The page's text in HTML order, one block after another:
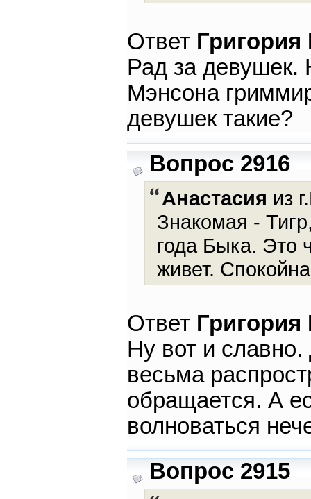
Ответ
Рад за
Мэнсона
девушек такие?
Вопрос 2916
Анастасия из
Знакомая -
года Быка. Это
живет.
Ответ
Ну вот и славно.
весьма
обращается. А
волноваться
Вопрос 2915